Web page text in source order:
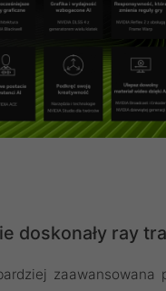
doskonały ray
zaawansowana